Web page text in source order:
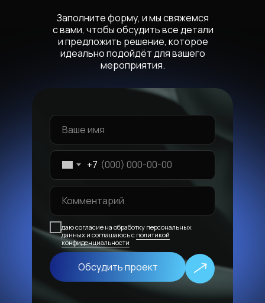
Заполните форму, и мы свяжемся
с вами, чтобы обсудить все детали
и предложить решение, которое
идеально подойдёт для вашего
мероприятия.
+7
даю согласие на обработку персональных
данных и соглашаюсь с политикой
конфиденциальности
Обсудить проект